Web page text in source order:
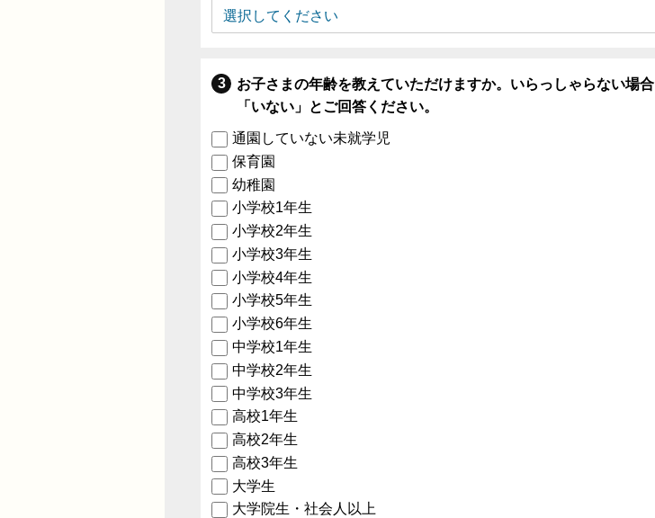
お子さまの年齢を教えていただけますか。いらっしゃらない場合
「いない」とご回答ください。
通園していない未就学児
保育園
幼稚園
小学校1年生
小学校2年生
小学校3年生
小学校4年生
小学校5年生
小学校6年生
中学校1年生
中学校2年生
中学校3年生
高校1年生
高校2年生
高校3年生
大学生
大学院生・社会人以上